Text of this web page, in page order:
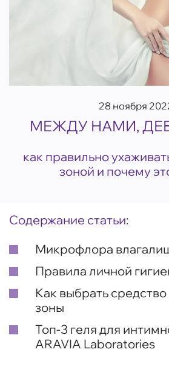
28 ноября
МЕЖДУ НАМИ,
как правильно
зоной и почему
Содержание статьи:
Микрофлора
Правила личной
Как выбрать
зоны
Топ-3 геля для
ARAVIA Laboratories